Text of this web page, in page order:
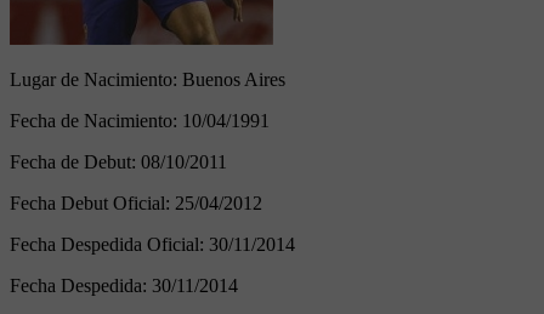
Lugar de Nacimiento: Buenos Aires
Fecha de Nacimiento: 10/04/1991
Fecha de Debut: 08/10/2011
Fecha Debut Oficial: 25/04/2012
Fecha Despedida Oficial: 30/11/2014
Fecha Despedida: 30/11/2014